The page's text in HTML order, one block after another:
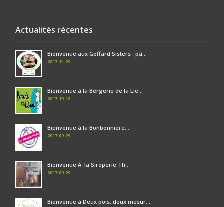
Actualités récentes
Bienvenue aux Goffard Sisters : pâ...
2017-11-29
Bienvenue à la Bergerie de la Lie...
2017-10-18
Bienvenue à la Bonbonnière...
2017-09-29
Bienvenue Ã la Siroperie Th...
2017-09-29
Bienvenue à Deux pois, deux mesur...